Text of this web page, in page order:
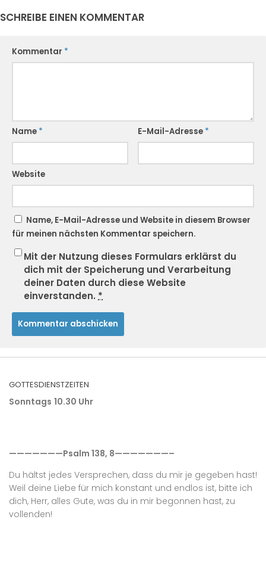
SCHREIBE EINEN KOMMENTAR
Kommentar *
Name * E-Mail-Adresse *
Website
Name, E-Mail-Adresse und Website in diesem Browser
für meinen nächsten Kommentar speichern.
Mit der Nutzung dieses Formulars erklärst du
dich mit der Speicherung und Verarbeitung
deiner Daten durch diese Website
einverstanden. *
GOTTESDIENSTZEITEN
Sonntags 10.30 Uhr
———————Psalm 138, 8———————–
Du hältst jedes Versprechen, dass du mir je gegeben hast!
Weil deine Liebe für mich konstant und endlos ist, bitte ich
dich, Herr, alles Gute, was du in mir begonnen hast, zu
vollenden!